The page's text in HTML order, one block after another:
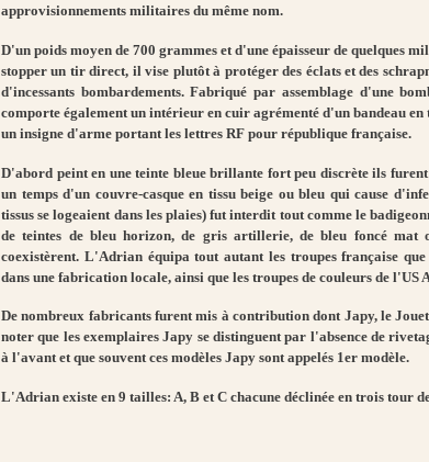
approvisionnements militaires du même nom.
D'un poids moyen de 700 grammes et d'une épaisseur de quelques
stopper un tir direct, il vise plutôt à protéger des éclats et des
d'incessants bombardements. Fabriqué par assemblage d'une
comporte également un intérieur en cuir agrémenté d'un bandeau
un insigne d'arme portant les lettres RF pour république française.
D'abord peint en une teinte bleue brillante fort peu discrète ils
un temps d'un couvre-casque en tissu beige ou bleu qui cause
tissus se logeaient dans les plaies) fut interdit tout comme le
de teintes de bleu horizon, de gris artillerie, de bleu foncé mat
coexistèrent. L'Adrian équipa tout autant les troupes française
dans une fabrication locale, ainsi que les troupes de couleurs de l'US
De nombreux fabricants furent mis à contribution dont Japy, le
noter que les exemplaires Japy se distinguent par l'absence de
à l'avant et que souvent ces modèles Japy sont appelés 1er modèle.
L'Adrian existe en 9 tailles: A, B et C chacune déclinée en trois tour